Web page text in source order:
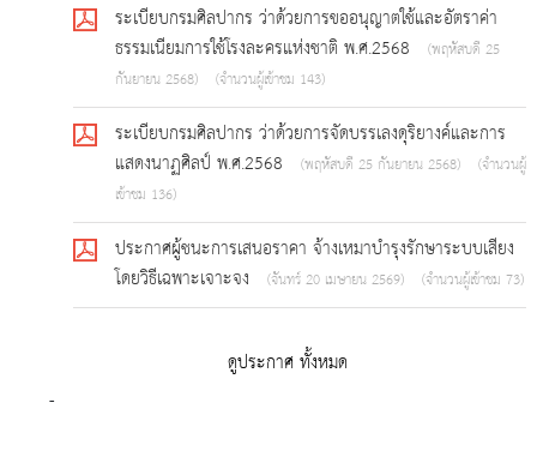
ระเบียบกรมศิลปากร ว่าด้วยการขออนุญาตใช้และอัตราค่า
ธรรมเนียมการใช้โรงละครแห่งชาติ พ.ศ.2568
(พฤหัสบดี 25
กันยายน 2568)
(จำนวนผู้เข้าชม 143)
ระเบียบกรมศิลปากร ว่าด้วยการจัดบรรเลงดุริยางค์และการ
แสดงนาฏศิลป์ พ.ศ.2568
(พฤหัสบดี 25 กันยายน 2568)
(จำนวนผู้
เข้าชม 136)
ประกาศผู้ชนะการเสนอราคา จ้างเหมาบำรุงรักษาระบบเสียง
โดยวิธีเฉพาะเจาะจง
(จันทร์ 20 เมษายน 2569) (จำนวนผู้เข้าชม 73)
ดูประกาศ ทั้งหมด
-